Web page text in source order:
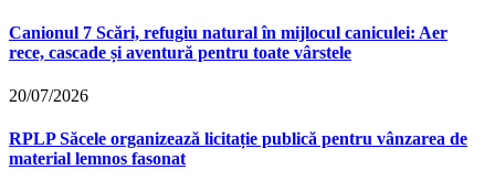
Canionul 7 Scări, refugiu natural în mijlocul caniculei: Aer
rece, cascade și aventură pentru toate vârstele
20/07/2026
RPLP Săcele organizează licitație publică pentru vânzarea de
material lemnos fasonat